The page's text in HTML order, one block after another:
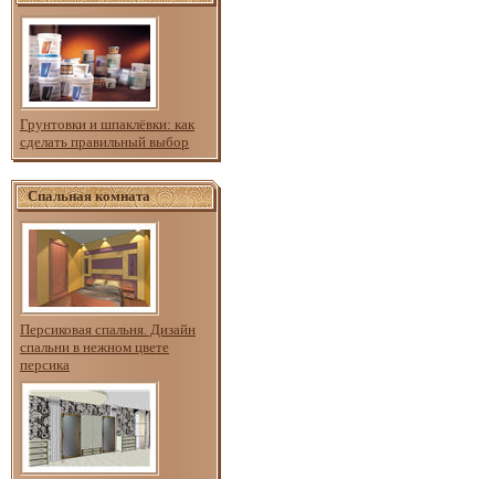
Грунтовки и шпаклёвки: как
сделать правильный выбор
Спальная комната
Персиковая спальня. Дизайн
спальни в нежном цвете
персика